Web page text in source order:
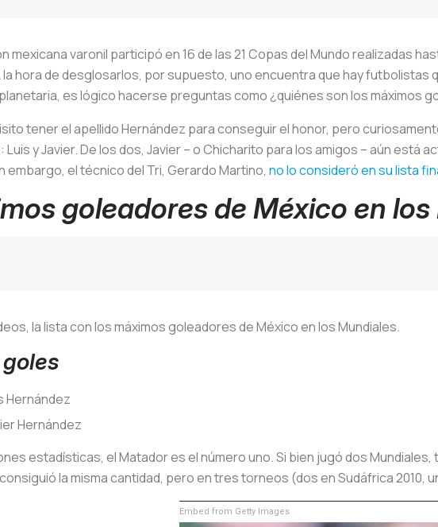
mexicana varonil participó en 16 de las 21 Copas del Mundo realizadas
la hora de desglosarlos, por supuesto, uno encuentra que hay futbolistas
es lógico hacerse preguntas como ¿quiénes son los máximos
tener el apellido Hernández para conseguir el honor, pero
Luis y Javier. De los dos, Javier – o Chicharito para los amigos – aún está
embargo, el técnico del Tri, Gerardo Martino, no lo consideró en su lista
goleadores de México en
la lista con los máximos goleadores de México en los Mundiales.
Hernández
Hernández
estadísticas, el Matador es el número uno. Si bien jugó dos
la misma cantidad, pero en tres torneos (dos en Sudáfrica 2010,
Embed from Getty Images